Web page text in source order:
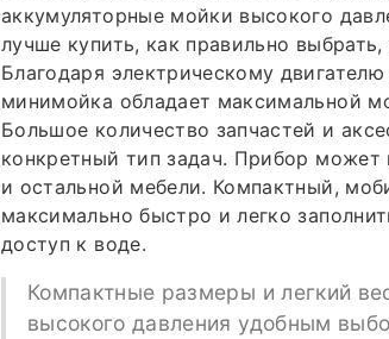
аккумуляторные мойки высокого
лучше купить, как правильно выбрать,
Благодаря электрическому
минимойка обладает максимальной
Большое количество запчастей и
конкретный тип задач. Прибор может
и остальной мебели. Компактный,
максимально быстро и легко
доступ к воде.
Компактные размеры и легкий
высокого давления удобным